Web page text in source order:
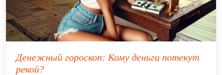
Денежный гороскоп: Кому деньги потекут
рекой?